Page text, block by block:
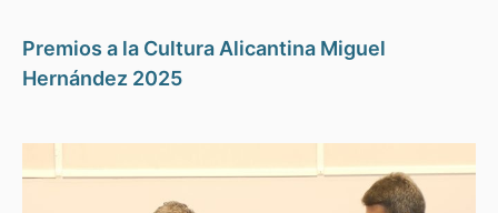
Premios a la Cultura Alicantina Miguel
Hernández 2025